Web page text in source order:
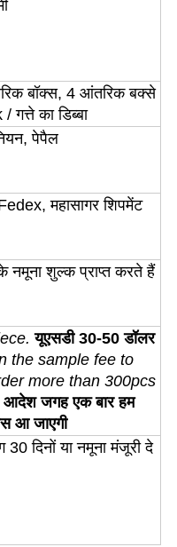
बॉक्स, 4 आंतरिक बक्से
गत्ते का डिब्बा
पेपैल
महासागर शिपमेंट
नमूना शुल्क प्राप्त करते हैं
यूएसडी 30-50 डॉलर
the sample fee to
more than 300pcs
जगह एक बार हम
आ जाएगी
दिनों या नमूना मंजूरी दे